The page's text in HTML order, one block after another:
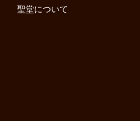
聖堂について